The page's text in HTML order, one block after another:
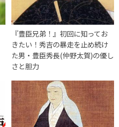
『豊臣兄弟！』初回に知ってお
きたい！秀吉の暴走を止め続け
た男・豊臣秀長(仲野太賀)の優し
さと胆力